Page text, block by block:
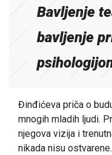
Bavljenje
bavljenje
Đinđićeva priča o
mnogih mladih ljudi.
njegova vizija i
nikada nisu